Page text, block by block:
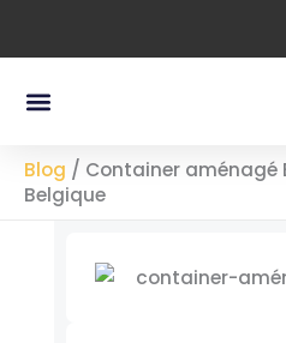
Menu
Blog / Container aménagé
Belgique